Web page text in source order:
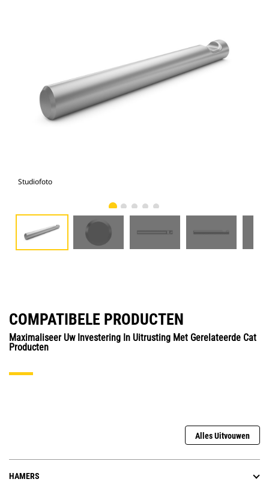
Studiofoto
COMPATIBELE PRODUCTEN
Maximaliseer Uw Investering In Uitrusting Met Gerelateerde Cat
Producten
Alles Uitvouwen
HAMERS